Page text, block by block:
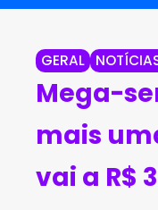
GERAL
Mega-
mais
vai a R$